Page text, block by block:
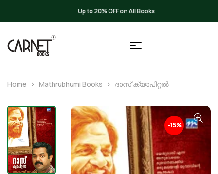
Up to 20% OFF on All Books
Home Mathrubhumi Books ദാസ് ക്യാപിറ്റല്‍
-15%